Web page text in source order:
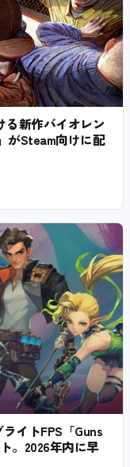
る新作バイオレン
がSteam向けに配
イトFPS「Guns
。2026年内に早